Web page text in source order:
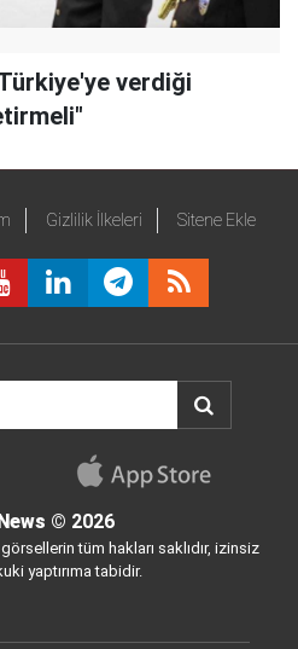
verdiği
Gizlilik İlkeleri Sitene Ekle
© 2026
tüm hakları saklıdır, izinsiz
yaptırıma tabidir.